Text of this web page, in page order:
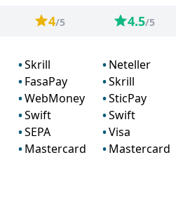
4/5 4.5/5
Skrill
FasaPay
WebMoney
Swift
SEPA
Mastercard
Neteller
Skrill
SticPay
Swift
Visa
Mastercard